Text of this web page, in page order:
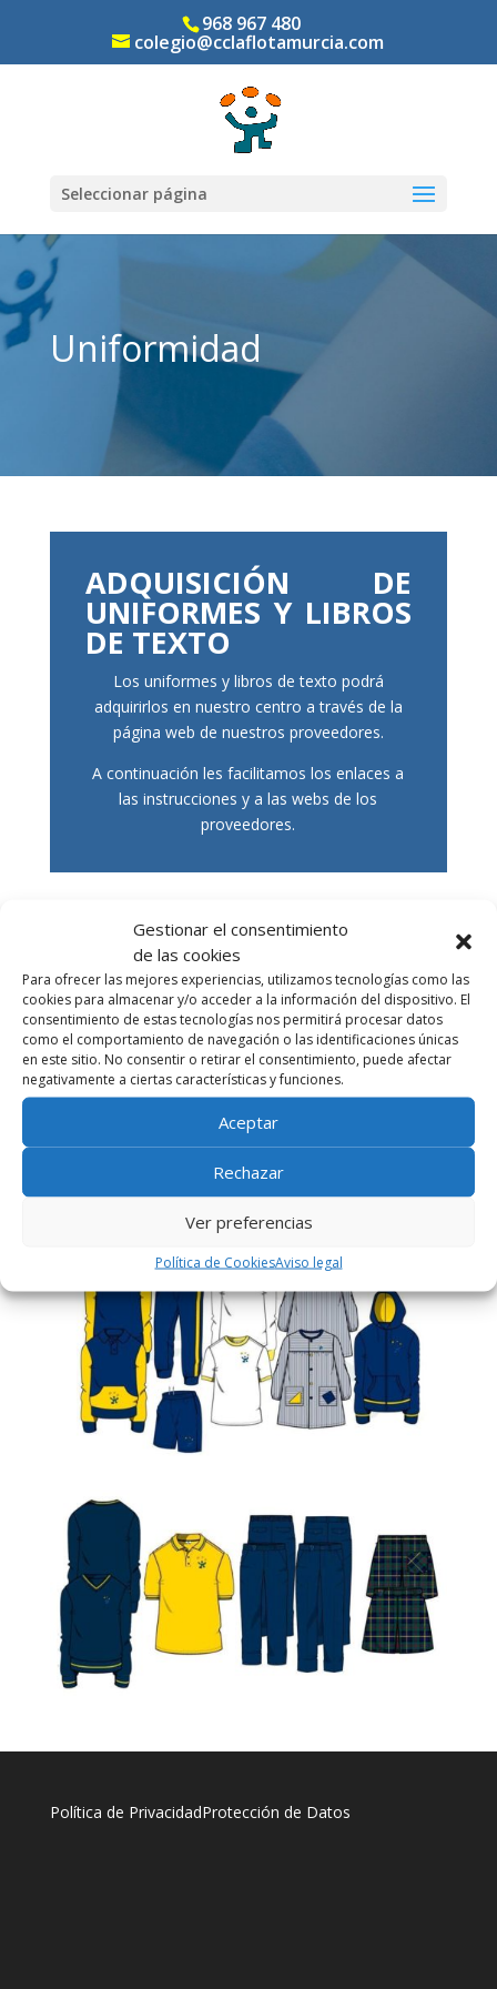
Gestionar el consentimiento
de las cookies
Para ofrecer las mejores experiencias, utilizamos tecnologías como las
cookies para almacenar y/o acceder a la información del dispositivo. El
consentimiento de estas tecnologías nos permitirá procesar datos
como el comportamiento de navegación o las identificaciones únicas
en este sitio. No consentir o retirar el consentimiento, puede afectar
negativamente a ciertas características y funciones.
Aceptar
Rechazar
Ver preferencias
Política de CookiesAviso legal
968 967 480
colegio@cclaflotamurcia.com
Seleccionar página
Uniformidad
ADQUISICIÓN DE
UNIFORMES Y LIBROS
DE TEXTO
Los uniformes y libros de texto podrá
adquirirlos en nuestro centro a través de la
página web de nuestros proveedores.
A continuación les facilitamos los enlaces a
las instrucciones y a las webs de los
proveedores.
Infantil, Primaria y
Secundaria
Política de PrivacidadProtección de Datos